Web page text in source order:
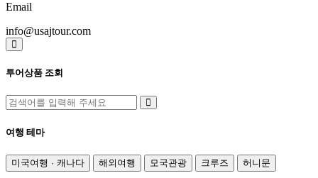
Email
info@usajtour.com
투어상품 조회
여행 테마
미국여행 · 캐나다 해외여행 모국관광 크루즈 허니문